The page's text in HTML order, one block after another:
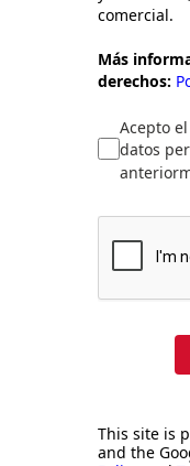
comercial.
Más
derechos:
Acepto
datos
This site is
and the